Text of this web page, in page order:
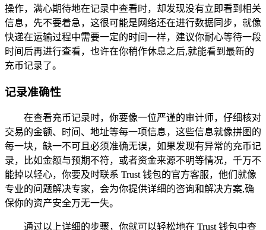
操作，满心期待地在记录中查看时，却发现没有立即看到相关
信息，先不要着急，这很可能是网络还在进行数据同步，就像
快递在运输过程中需要一定的时间一样，建议你耐心等待一段
时间后再进行查看，也许在你稍作休息之后,就能看到最新的
充币记录了。
记录准确性
在查看充币记录时，你要像一位严谨的审计师，仔细核对
交易的金额、时间、地址等每一项信息，这些信息就像拼图的
每一块，缺一不可且必须准确无误，如果发现有异常的充币记
录，比如金额与预期不符，或者资金来源不明等情况，千万不
能掉以轻心，你要及时联系 Trust 钱包的官方客服，他们就像
专业的问题解决专家，会为你提供详细的咨询和解决方案,确
保你的资产安全万无一失。
通过以上详细的步骤，你就可以轻松地在 Trust 钱包中查